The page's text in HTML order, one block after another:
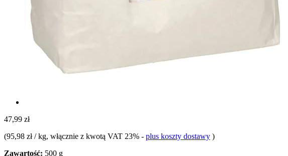
47,99 zł
(95,98 zł / kg, włącznie z kwotą VAT 23% - plus koszty dostawy )
Zawartość: 500 g